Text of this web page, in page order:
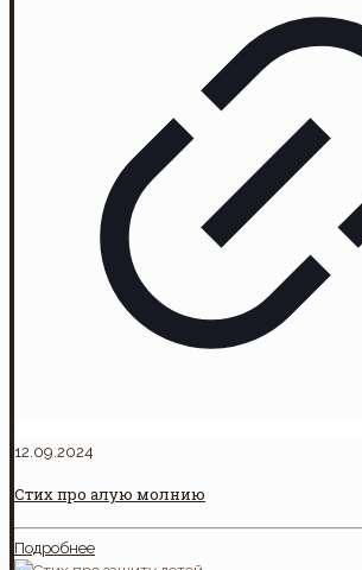
12.09.2024
Стих про алую молнию
Подробнее